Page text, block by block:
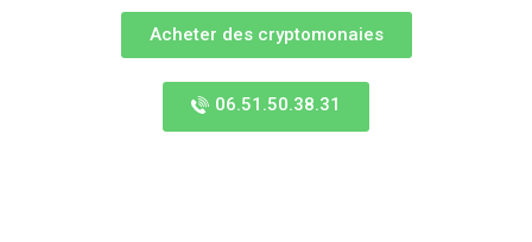
Acheter des cryptomonaies
06.51.50.38.31